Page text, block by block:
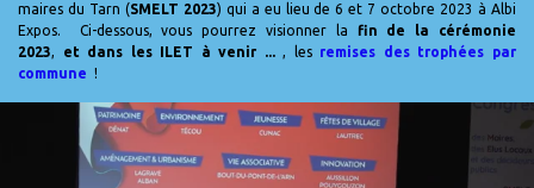
maires du Tarn (SMELT 2023) qui a eu lieu de 6 et 7 octobre 2023 à Albi
Expos. Ci-dessous, vous pourrez visionner la fin de la cérémonie
2023, et dans les ILET à venir ... , les remises des trophées par
commune !